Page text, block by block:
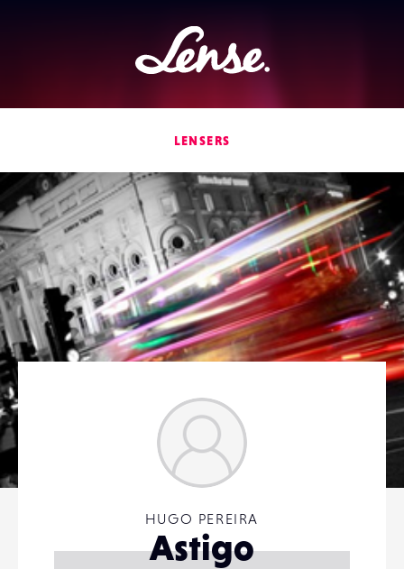
Lense
LENSERS
HUGO PEREIRA
Astigo